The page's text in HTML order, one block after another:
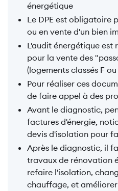
énergétique
Le DPE est obligatoire
ou en vente d'un bien
L'audit énergétique est
pour la vente des
(logements classés F ou
Pour réaliser ces
de faire appel à des
Avant le diagnostic,
factures d'énergie,
devis d'isolation pour
Après le diagnostic, il
travaux de rénovation
refaire l'isolation,
chauffage, et